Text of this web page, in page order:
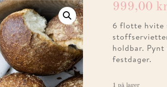
999,00
6 flotte hvite
holdbar.
festdager.
1 på lager